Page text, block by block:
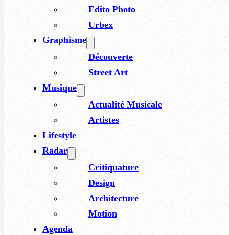
Edito Photo
Urbex
Graphisme
Découverte
Street Art
Musique
Actualité Musicale
Artistes
Lifestyle
Radar
Critiquature
Design
Architecture
Motion
Agenda